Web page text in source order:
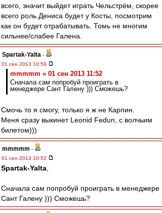
всего, значит выйдет играть Чельстрём, скорее
всего роль Дениса будет у Косты, посмотрим
как он будет отрабатывать. Томь не многим
сильнее/слабее Галена.
Spartak-Yalta -
01 сен 2013 10:59
mmmmm » 01 сен 2013 11:52
Сначала сам попробуй проиграть в
менеджере Сант Галену ))) Сможешь?
Смочь то я смогу, только я ж не Карпин.
Меня сразу выкинет Leonid Fedun, с волчьим
билетом)))
mmmmm -
01 сен 2013 10:52
Spartak-Yalta
Сначала сам попробуй проиграть в менеджере
Сант Галену ))) Сможешь?